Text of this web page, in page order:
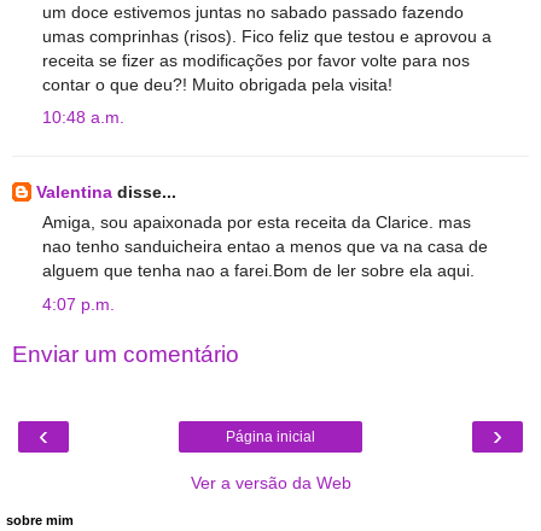
um doce estivemos juntas no sabado passado fazendo
umas comprinhas (risos). Fico feliz que testou e aprovou a
receita se fizer as modificações por favor volte para nos
contar o que deu?! Muito obrigada pela visita!
10:48 a.m.
Valentina disse...
Amiga, sou apaixonada por esta receita da Clarice. mas
nao tenho sanduicheira entao a menos que va na casa de
alguem que tenha nao a farei.Bom de ler sobre ela aqui.
4:07 p.m.
Enviar um comentário
‹ ›
Página inicial
Ver a versão da Web
sobre mim